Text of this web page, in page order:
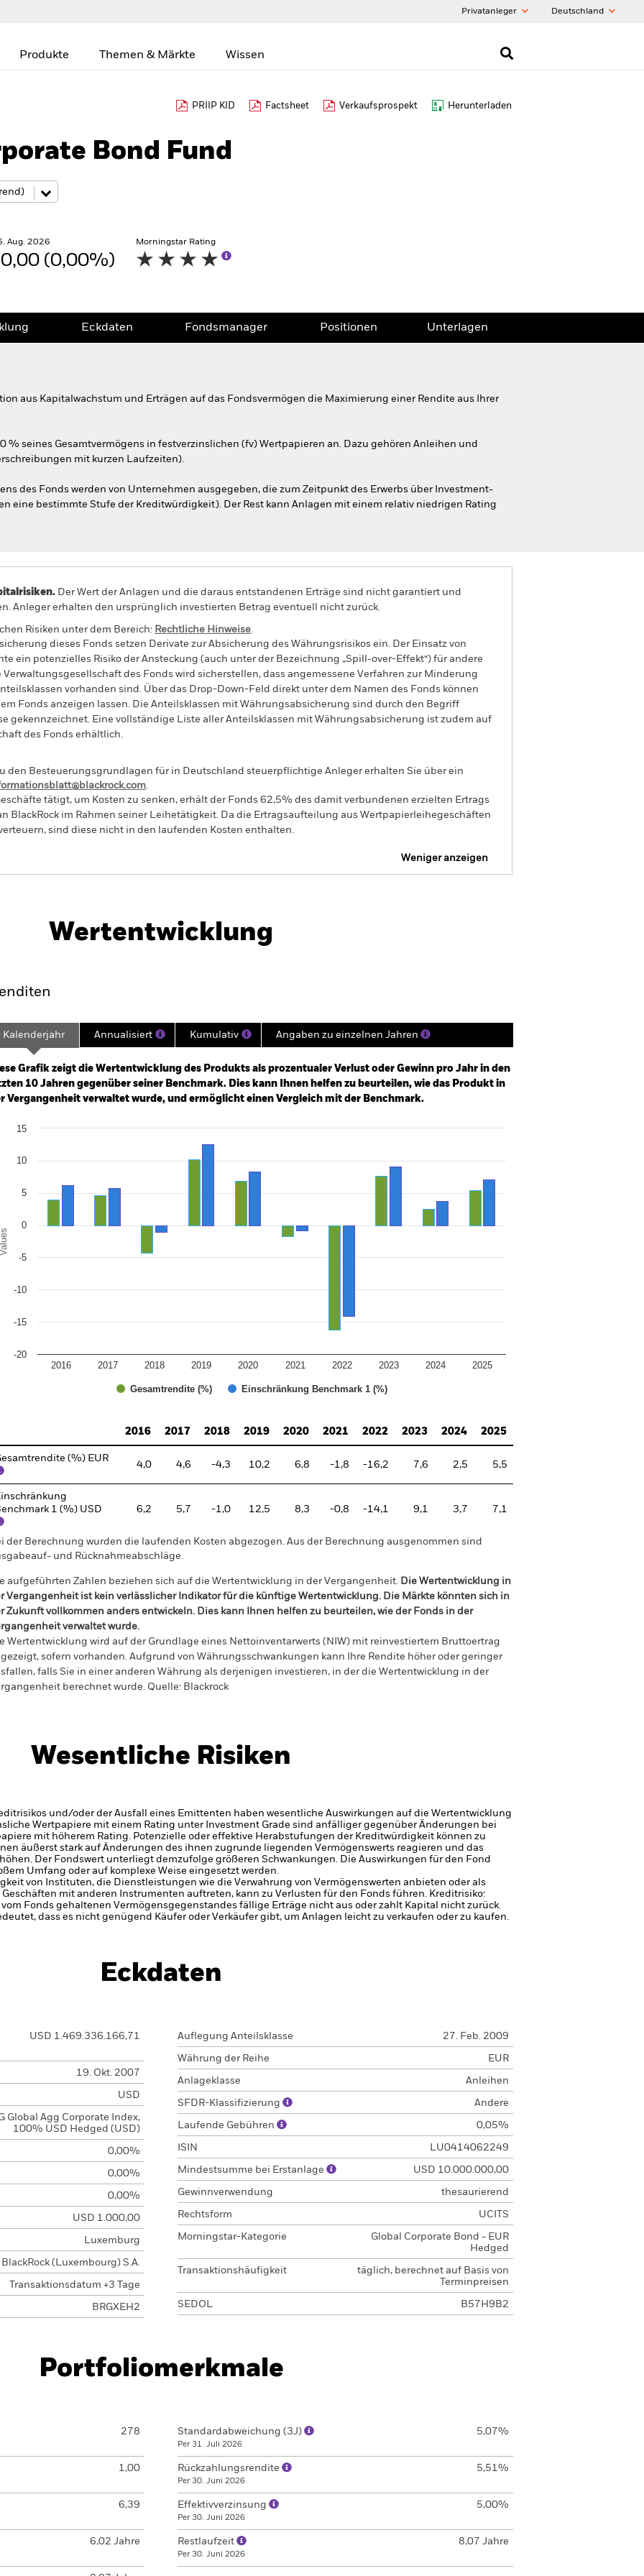
Privatanleger Deutschland
Produkte Themen & Märkte Wissen
PRIIP KID Factsheet Verkaufsprospekt Herunterladen
Bond Fund
Aug. 2026
0,00 (0,00%)
Morningstar Rating
Eckdaten Fondsmanager Positionen Unterlagen
aus Kapitalwachstum und Erträgen auf das Fondsvermögen die Maximierung einer Rendite aus Ihrer
% seines Gesamtvermögens in festverzinslichen (fv) Wertpapieren an. Dazu gehören Anleihen und
mit kurzen Laufzeiten).
des Fonds werden von Unternehmen ausgegeben, die zum Zeitpunkt des Erwerbs über Investment-
eine bestimmte Stufe der Kreditwürdigkeit). Der Rest kann Anlagen mit einem relativ niedrigen Rating
Der Wert der Anlagen und die daraus entstandenen Erträge sind nicht garantiert und
Anleger erhalten den ursprünglich investierten Betrag eventuell nicht zurück.
Risiken unter dem Bereich: Rechtliche Hinweise.
dieses Fonds setzen Derivate zur Absicherung des Währungsrisikos ein. Der Einsatz von
ein potenzielles Risiko der Ansteckung (auch unter der Bezeichnung „Spill-over-Effekt“) für andere
des Fonds wird sicherstellen, dass angemessene Verfahren zur Minderung
vorhanden sind. Über das Drop-Down-Feld direkt unter dem Namen des Fonds können
Fonds anzeigen lassen. Die Anteilsklassen mit Währungsabsicherung sind durch den Begriff
gekennzeichnet. Eine vollständige Liste aller Anteilsklassen mit Währungsabsicherung ist zudem auf
des Fonds erhältlich.
den Besteuerungsgrundlagen für in Deutschland steuerpflichtige Anleger erhalten Sie über ein
.
tätigt, um Kosten zu senken, erhält der Fonds 62,5% des damit verbundenen erzielten Ertrags
BlackRock im Rahmen seiner Leihetätigkeit. Da die Ertragsaufteilung aus Wertpapierleihegeschäften
sind diese nicht in den laufenden Kosten enthalten.
Weniger anzeigen
Eckdaten Fondsmanager
Wertentwicklung
2009-01-01 00:00:00 to 2026-07-31 00:00:00.
0 to 120.
Kalenderjahr Annualisiert Kumulativ Angaben zu einzelnen Jahren
Grafik zeigt die Wertentwicklung des Produkts als prozentualer Verlust oder Gewinn pro Jahr in den
10 Jahren gegenüber seiner Benchmark. Dies kann Ihnen helfen zu beurteilen, wie das Produkt in
Vergangenheit verwaltet wurde, und ermöglicht einen Vergleich mit der Benchmark.
chart with 2 data series.
chart has 1 Y axis displaying Values. Range: -20 to 15.
Values
Gesamtrendite (%) Einschränkung Benchmark 1 (%)
2016 2017 2018 2019 2020 2021 2022 2023 2024 2025
-20
-15
-10
-5
0
5
10
15
2016
2017 2018 2019 2020 2021 2022 2023 2024 2025
(%) EUR
4,0 4,6 -4,3 10,2 6,8 -1,8 -16,2 7,6 2,5 5,5
1 (%) USD
6,2 5,7 -1,0 12,5 8,3 -0,8 -14,1 9,1 3,7 7,1
der Berechnung wurden die laufenden Kosten abgezogen. Aus der Berechnung ausgenommen sind
und Rücknahmeabschläge.
aufgeführten Zahlen beziehen sich auf die Wertentwicklung in der Vergangenheit. Die Wertentwicklung in
Vergangenheit ist kein verlässlicher Indikator für die künftige Wertentwicklung. Die Märkte könnten sich in
Zukunft vollkommen anders entwickeln. Dies kann Ihnen helfen zu beurteilen, wie der Fonds in der
verwaltet wurde.
Wertentwicklung wird auf der Grundlage eines Nettoinventarwerts (NIW) mit reinvestiertem Bruttoertrag
sofern vorhanden. Aufgrund von Währungsschwankungen kann Ihre Rendite höher oder geringer
falls Sie in einer anderen Währung als derjenigen investieren, in der die Wertentwicklung in der
berechnet wurde. Quelle: Blackrock
Wesentliche Risiken
und/oder der Ausfall eines Emittenten haben wesentliche Auswirkungen auf die Wertentwicklung
Wertpapiere mit einem Rating unter Investment Grade sind anfälliger gegenüber Änderungen bei
mit höherem Rating. Potenzielle oder effektive Herabstufungen der Kreditwürdigkeit können zu
äußerst stark auf Änderungen des ihnen zugrunde liegenden Vermögenswerts reagieren und das
Der Fondswert unterliegt demzufolge größeren Schwankungen. Die Auswirkungen für den Fond
Umfang oder auf komplexe Weise eingesetzt werden.
von Instituten, die Dienstleistungen wie die Verwahrung von Vermögenswerten anbieten oder als
mit anderen Instrumenten auftreten, kann zu Verlusten für den Fonds führen. Kreditrisiko:
Fonds gehaltenen Vermögensgegenstandes fällige Erträge nicht aus oder zahlt Kapital nicht zurück.
dass es nicht genügend Käufer oder Verkäufer gibt, um Anlagen leicht zu verkaufen oder zu kaufen.
Eckdaten
USD 1.469.336.166,71
19. Okt. 2007
USD
Global Agg Corporate Index,
100% USD Hedged (USD)
0,00%
0,00%
0,00%
USD 1.000,00
Luxemburg
BlackRock (Luxembourg) S.A.
Transaktionsdatum +3 Tage
BRGXEH2
Auflegung Anteilsklasse 27. Feb. 2009
Währung der Reihe EUR
Anlageklasse Anleihen
SFDR-Klassifizierung Andere
Laufende Gebühren 0,05%
ISIN LU0414062249
Mindestsumme bei Erstanlage USD 10.000.000,00
Gewinnverwendung thesaurierend
Rechtsform UCITS
Morningstar-Kategorie
Global Corporate Bond - EUR
Hedged
Transaktionshäufigkeit
täglich, berechnet auf Basis von
Terminpreisen
SEDOL B57H9B2
Portfoliomerkmale
278
1,00
6,39
6,02 Jahre
Standardabweichung (3J)
Per 31. Juli 2026
5,07%
Rückzahlungsrendite
Per 30. Juni 2026
5,51%
Effektivverzinsung
Per 30. Juni 2026
5,00%
Restlaufzeit
Per 30. Juni 2026
8,07 Jahre